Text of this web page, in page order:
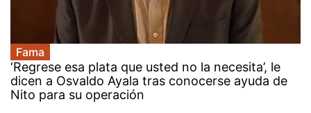
Fama
‘Regrese esa plata que usted no la necesita’, le
dicen a Osvaldo Ayala tras conocerse ayuda de
Nito para su operación